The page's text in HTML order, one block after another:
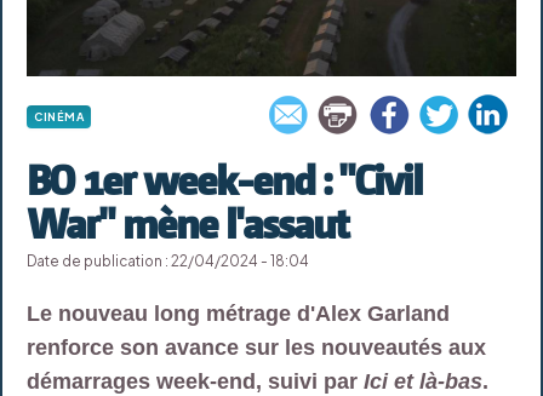
CINÉMA
BO 1er week-end : "Civil
War" mène l'assaut
Date de publication : 22/04/2024 - 18:04
Le nouveau long métrage d'Alex Garland
renforce son avance sur les nouveautés aux
démarrages week-end, suivi parIci et là-bas.